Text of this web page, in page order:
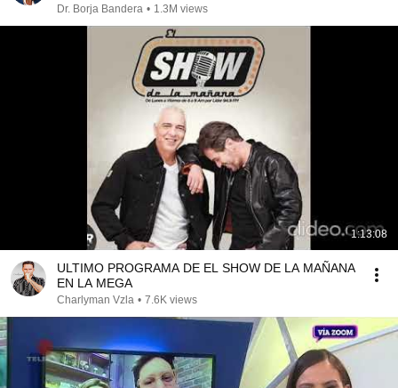
Dr. Borja Bandera • 1.3M views
1:13:08
ULTIMO PROGRAMA DE EL SHOW DE LA MAÑANA
EN LA MEGA
Charlyman Vzla • 7.6K views